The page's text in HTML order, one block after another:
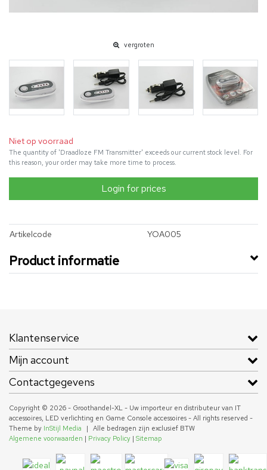
vergroten
Niet op voorraad
The quantity of 'Draadloze FM Transmitter' exceeds our current stock level. For
this reason, your order may take more time to process.
Login for prices
Artikelcode YOA005
Product informatie
Klantenservice
Mijn account
Contactgegevens
Copyright © 2026 - Groothandel-XL - Uw importeur en distributeur van IT
accessoires, LED verlichting en Game Console accessoires - All rights reserved -
Theme by InStijl Media |
Alle bedragen zijn exclusief BTW
Algemene voorwaarden | Privacy Policy | Sitemap